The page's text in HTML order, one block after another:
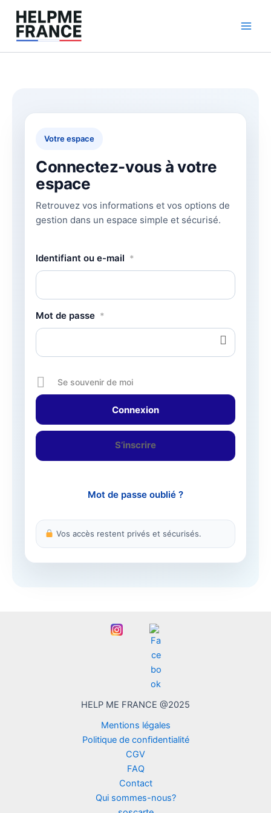
contenu
Votre espace
Connectez-vous à votre
espace
Retrouvez vos informations et vos options de
gestion dans un espace simple et sécurisé.
Identifiant ou e-mail *
Mot de passe *
Se souvenir de moi
S’inscrire
Mot de passe oublié ?
Vos accès restent privés et sécurisés.
HELP ME FRANCE @2025
Mentions légales
Politique de confidentialité
CGV
FAQ
Contact
Qui sommes-nous?